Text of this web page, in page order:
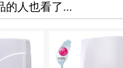
的人也看了...